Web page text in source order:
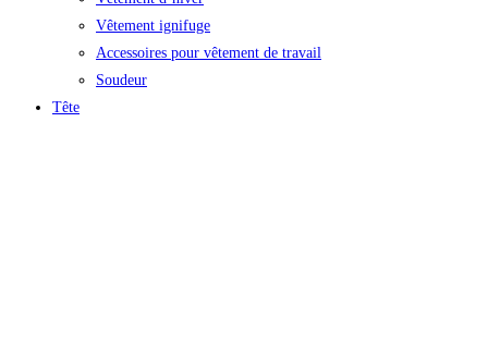
Vêtement ignifuge
Accessoires pour vêtement de travail
Soudeur
Tête